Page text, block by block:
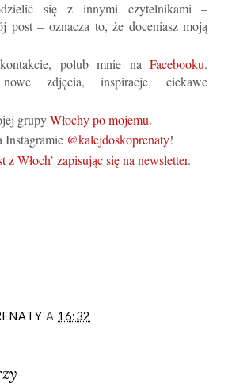
się z innymi czytelnikami –
post – oznacza to, że doceniasz moją
polub mnie naFacebooku.
nowe zdjęcia, inspiracje, ciekawe
grupyWłochy po mojemu.
Instagramie @kalejdoskoprenaty!
z Włoch’ zapisując się na newsletter.
A 16:32